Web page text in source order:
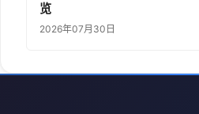
览
2026年07月30日